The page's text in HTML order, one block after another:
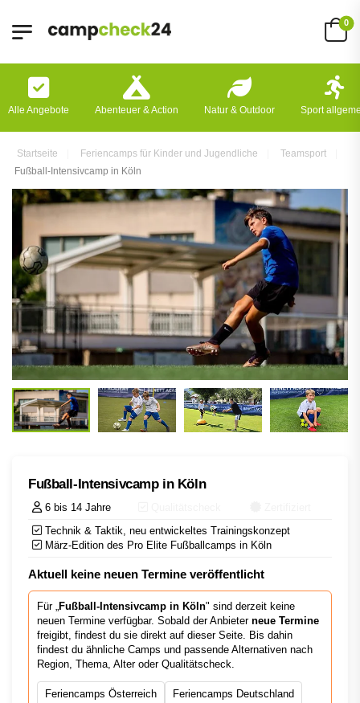
0
Alle Angebote Abenteuer & Action Natur & Outdoor Sport
Startseite Feriencamps für Kinder und Jugendliche
Teamsport
Fußball-Intensivcamp in Köln
Fußball-Intensivcamp in Köln
6 bis 14 Jahre
Technik & Taktik, neu entwickeltes Trainingskonzept
März-Edition des Pro Elite Fußballcamps in Köln
Aktuell keine neuen Termine veröffentlicht
Für „ Fußball-Intensivcamp in Köln" sind derzeit keine
neuen Termine verfügbar. Sobald der Anbieter neue Termine
freigibt, findest du sie direkt auf dieser Seite. Bis dahin
findest du ähnliche Camps und passende Alternativen nach
Region, Thema, Alter oder Qualitätscheck.
Feriencamps Österreich Feriencamps Deutschland